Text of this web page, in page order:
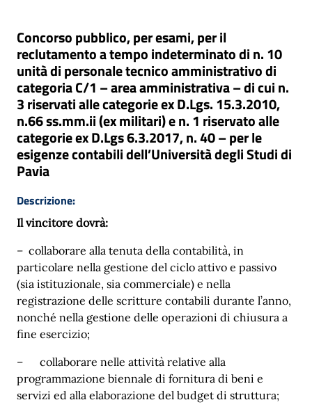
Concorso pubblico, per esami, per il
reclutamento a tempo indeterminato di n. 10
unità di personale tecnico amministrativo di
categoria C/1 – area amministrativa – di cui n.
3 riservati alle categorie ex D.Lgs. 15.3.2010,
n.66 ss.mm.ii (ex militari) e n. 1 riservato alle
categorie ex D.Lgs 6.3.2017, n. 40 – per le
esigenze contabili dell’Università degli Studi di
Pavia
Descrizione:
Il vincitore dovrà:
– collaborare alla tenuta della contabilità, in
particolare nella gestione del ciclo attivo e passivo
(sia istituzionale, sia commerciale) e nella
registrazione delle scritture contabili durante l’anno,
nonché nella gestione delle operazioni di chiusura a
fine esercizio;
– collaborare nelle attività relative alla
programmazione biennale di fornitura di beni e
servizi ed alla elaborazione del budget di struttura;